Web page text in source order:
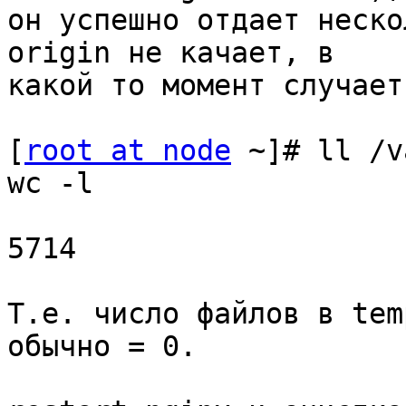
он успешно отдает
origin не качает, в
какой то момент
[ root at node ~]# ll /
wc -l
5714
Т.е. число файлов в
обычно = 0.